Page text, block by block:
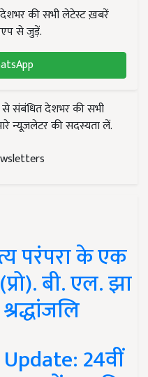
की सभी लेटेस्ट ख़बरें
से जुड़ें.
संबंधित देशभर की सभी
न्यूज़लेटर की सदस्यता लें.
परंपरा के एक
बी. एल. झा
24वीं